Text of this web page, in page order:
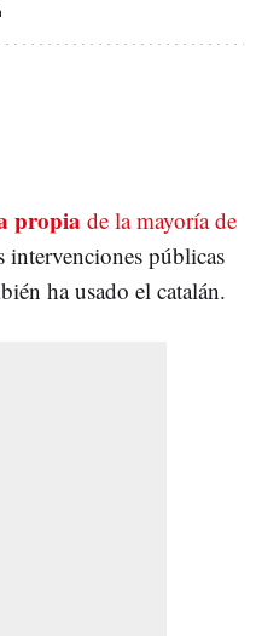
propia de la mayoría de
intervenciones públicas
ha usado el catalán.